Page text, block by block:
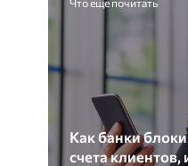
Как банки
счета клиентов,